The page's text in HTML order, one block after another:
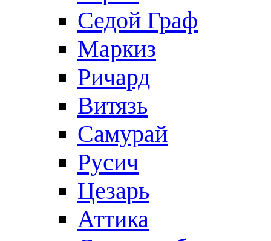
Седой Граф
Маркиз
Ричард
Витязь
Самурай
Русич
Цезарь
Аттика